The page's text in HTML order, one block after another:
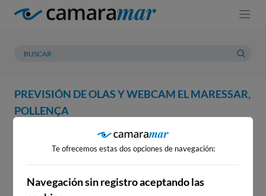
PREVISIÓN DE OLAS Y WEBCAM EL MARESSAR,
POLLENÇA
PREVISIÓN METEOROLOGÍA
WEBCAM EL MARESSAR,
POLLENÇA
Te ofrecemos estas dos opciones de navegación:
Navegación sin registro aceptando las